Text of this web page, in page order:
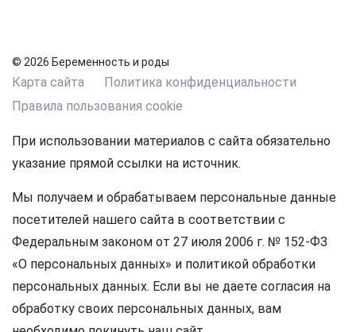
© 2026 Беременность и роды
Карта сайта
Политика конфиденциальности
Правила пользования cookie
При использовании материалов с сайта обязательно
указание прямой ссылки на источник.
Мы получаем и обрабатываем персональные данные
посетителей нашего сайта в соответствии с
Федеральным законом от 27 июля 2006 г. № 152-ФЗ
«О персональных данных» и политикой обработки
персональных данных. Если вы не даете согласия на
обработку своих персональных данных, вам